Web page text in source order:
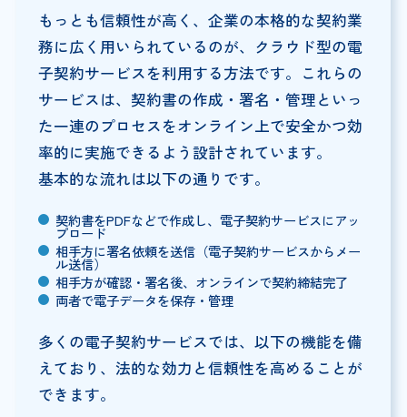
もっとも信頼性が高く、企業の本格的な契約業
務に広く用いられているのが、クラウド型の電
子契約サービスを利用する方法です。これらの
サービスは、契約書の作成・署名・管理といっ
た一連のプロセスをオンライン上で安全かつ効
率的に実施できるよう設計されています。
基本的な流れは以下の通りです。
契約書をPDFなどで作成し、電子契約サービスにアッ
プロード
相手方に署名依頼を送信（電子契約サービスからメー
ル送信）
相手方が確認・署名後、オンラインで契約締結完了
両者で電子データを保存・管理
多くの電子契約サービスでは、以下の機能を備
えており、法的な効力と信頼性を高めることが
できます。